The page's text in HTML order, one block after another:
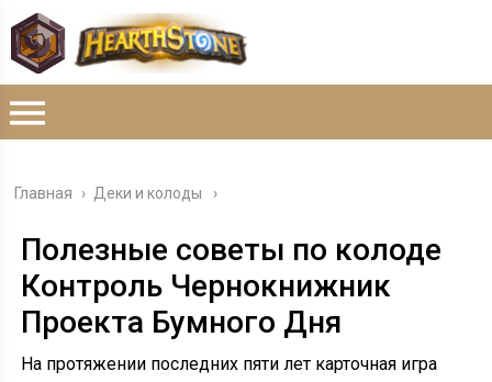
Главная › Деки и колоды
Полезные советы по колоде
Контроль Чернокнижник
Проекта Бумного Дня
На протяжении последних пяти лет карточная игра